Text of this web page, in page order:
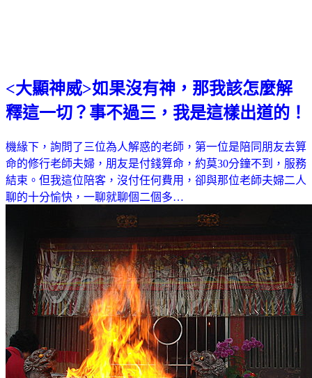
<大顯神威>如果沒有神，那我該怎麼解
釋這一切？事不過三，我是這樣出道的！
機緣下，詢問了三位為人解惑的老師，第一位是陪同朋友去算
命的修行老師夫婦，朋友是付錢算命，約莫30分鐘不到，服務
結束。但我這位陪客，沒付任何費用，卻與那位老師夫婦二人
聊的十分愉快，一聊就聊個二個多…